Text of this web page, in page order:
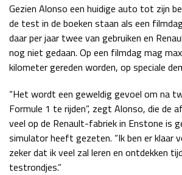
Gezien Alonso een huidige auto tot zijn
de test in de boeken staan als een
daar per jaar twee van gebruiken en
nog niet gedaan. Op een filmdag mag
kilometer gereden worden, op speciale
“Het wordt een geweldig gevoel om na
Formule 1 te rijden”, zegt Alonso, die de
veel op de Renault-fabriek in Enstone is
simulator heeft gezeten. “Ik ben er klaar
zeker dat ik veel zal leren en ontdekken
testrondjes.”